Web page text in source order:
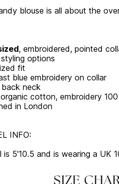
blouse is all about the
, embroidered, pointed
options
fit
blue embroidery on collar
neck
cotton, embroidery
in London
INFO:
is 5'10.5 and is wearing a UK